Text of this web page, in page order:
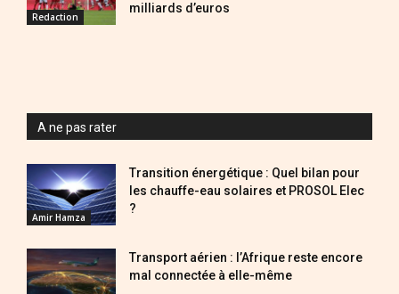
Redaction
milliards d’euros
A ne pas rater
Amir Hamza
Transition énergétique : Quel bilan pour
les chauffe-eau solaires et PROSOL Elec
?
Transport aérien : l’Afrique reste encore
mal connectée à elle-même